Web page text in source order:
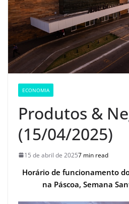
ECONOMIA
Produtos &
(15/04/2025)
15 de abril de 20257 min read
Horário de funcionamento
na Páscoa, Semana